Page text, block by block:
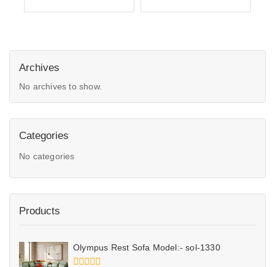
Archives
No archives to show.
Categories
No categories
Products
Olympus Rest Sofa Model:- sol-1330